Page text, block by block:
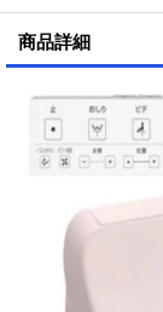
商品詳細